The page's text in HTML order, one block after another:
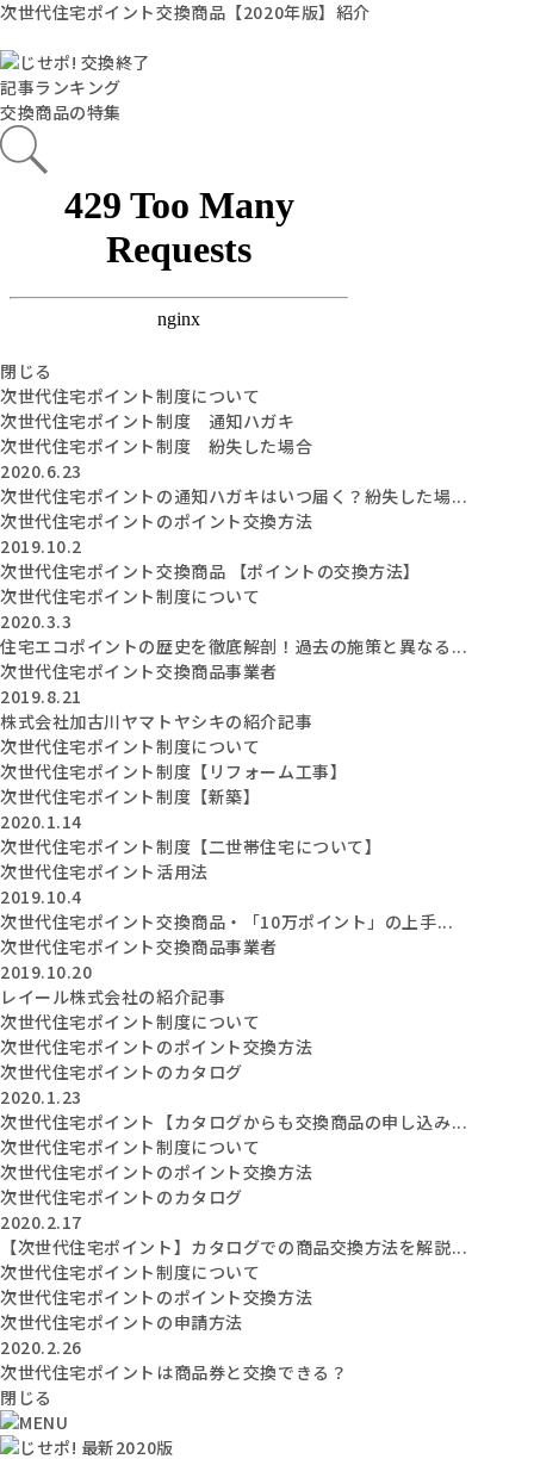
次世代住宅ポイント交換商品【2020年版】紹介
記事ランキング
交換商品の特集
閉じる
次世代住宅ポイント制度について
次世代住宅ポイント制度 通知ハガキ
次世代住宅ポイント制度 紛失した場合
2020.6.23
次世代住宅ポイントの通知ハガキはいつ届く？紛失した場...
次世代住宅ポイントのポイント交換方法
2019.10.2
次世代住宅ポイント交換商品 【ポイントの交換方法】
次世代住宅ポイント制度について
2020.3.3
住宅エコポイントの歴史を徹底解剖！過去の施策と異なる...
次世代住宅ポイント交換商品事業者
2019.8.21
株式会社加古川ヤマトヤシキの紹介記事
次世代住宅ポイント制度について
次世代住宅ポイント制度【リフォーム工事】
次世代住宅ポイント制度【新築】
2020.1.14
次世代住宅ポイント制度【二世帯住宅について】
次世代住宅ポイント活用法
2019.10.4
次世代住宅ポイント交換商品・「10万ポイント」の上手...
次世代住宅ポイント交換商品事業者
2019.10.20
レイール株式会社の紹介記事
次世代住宅ポイント制度について
次世代住宅ポイントのポイント交換方法
次世代住宅ポイントのカタログ
2020.1.23
次世代住宅ポイント【カタログからも交換商品の申し込み...
次世代住宅ポイント制度について
次世代住宅ポイントのポイント交換方法
次世代住宅ポイントのカタログ
2020.2.17
【次世代住宅ポイント】カタログでの商品交換方法を解説...
次世代住宅ポイント制度について
次世代住宅ポイントのポイント交換方法
次世代住宅ポイントの申請方法
2020.2.26
次世代住宅ポイントは商品券と交換できる？
閉じる